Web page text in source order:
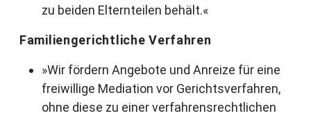
zu beiden Elternteilen behält.«
Familiengerichtliche Verfahren
»Wir fördern Angebote und Anreize für eine
freiwillige Mediation vor Gerichtsverfahren,
ohne diese zu einer verfahrensrechtlichen